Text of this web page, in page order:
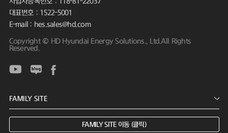
대표번호 : 1522-5001
E-mail : hes.sales@hd.com
Copyright © HD Hyundai Energy Solutions., Ltd.All Rights
Reserved.
FAMILY SITE 이동 (클릭)